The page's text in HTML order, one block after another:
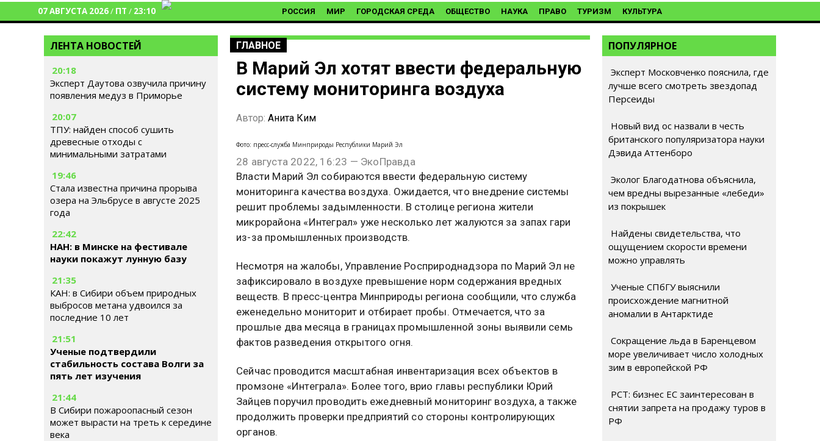
07 АВГУСТА 2026/ ПТ / 23:10 РОССИЯ МИР ГОРОДСКАЯ СРЕДА ОБЩЕСТВО НАУКА ПРАВО ТУРИЗМ КУЛЬТУРА
ЛЕНТА НОВОСТЕЙ
20:18
Эксперт Даутова озвучила причину
появления медуз в Приморье
20:07
ТПУ: найден способ сушить
древесные отходы с
минимальными затратами
19:46
Стала известна причина прорыва
озера на Эльбрусе в августе 2025
года
22:42
НАН: в Минске на фестивале
науки покажут лунную базу
21:35
КАН: в Сибири объем природных
выбросов метана удвоился за
последние 10 лет
21:51
Ученые подтвердили
стабильность состава Волги за
пять лет изучения
21:44
В Сибири пожароопасный сезон
может вырасти на треть к середине
века
ГЛАВНОЕ
В Марий Эл хотят ввести федеральную
систему мониторинга воздуха
Автор: Анита Ким
Фото: пресс-служба Минприроды Республики Марий Эл
28 августа 2022, 16:23 — ЭкоПравда
Власти Марий Эл собираются ввести федеральную систему
мониторинга качества воздуха. Ожидается, что внедрение системы
решит проблемы задымленности. В столице региона жители
микрорайона «Интеграл» уже несколько лет жалуются за запах гари
из-за промышленных производств.
Несмотря на жалобы, Управление Росприроднадзора по Марий Эл не
зафиксировало в воздухе превышение норм содержания вредных
веществ. В пресс-центра Минприроды региона сообщили, что служба
еженедельно мониторит и отбирает пробы. Отмечается, что за
прошлые два месяца в границах промышленной зоны выявили семь
фактов разведения открытого огня.
Сейчас проводится масштабная инвентаризация всех объектов в
промзоне «Интеграла». Более того, врио главы республики Юрий
Зайцев поручил проводить ежедневный мониторинг воздуха, а также
продолжить проверки предприятий со стороны контролирующих
органов.
ПОПУЛЯРНОЕ
Эксперт Московченко пояснила, где
лучше всего смотреть звездопад
Персеиды
Новый вид ос назвали в честь
британского популяризатора науки
Дэвида Аттенборо
Эколог Благодатнова объяснила,
чем вредны вырезанные «лебеди»
из покрышек
Найдены свидетельства, что
ощущением скорости времени
можно управлять
Ученые СПбГУ выяснили
происхождение магнитной
аномалии в Антарктиде
Сокращение льда в Баренцевом
море увеличивает число холодных
зим в европейской РФ
РСТ: бизнес ЕС заинтересован в
снятии запрета на продажу туров в
РФ